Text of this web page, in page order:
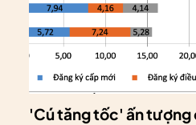
'Cú tăng tốc' ấn tượng